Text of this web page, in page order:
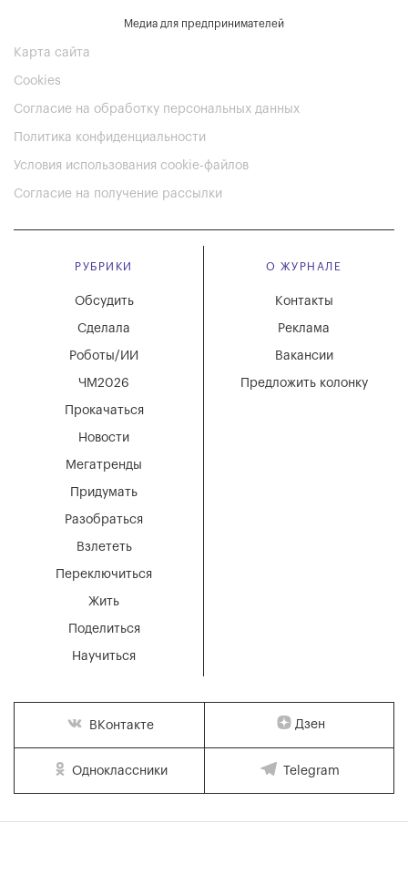
Медиа для предпринимателей
Карта сайта
Cookies
Согласие на обработку персональных данных
Политика конфиденциальности
Условия использования cookie-файлов
Согласие на получение рассылки
РУБРИКИ
Мегатренды
Придумать
Разобраться
Взлететь
Новости
Переключиться
Жить
Поделиться
Научиться
Обсудить
Сделала
Роботы/ИИ
ЧМ2026
Прокачаться
О ЖУРНАЛЕ
Вакансии
Реклама
Контакты
Предложить колонку
ВКонтакте Дзен
Одноклассники Telegram